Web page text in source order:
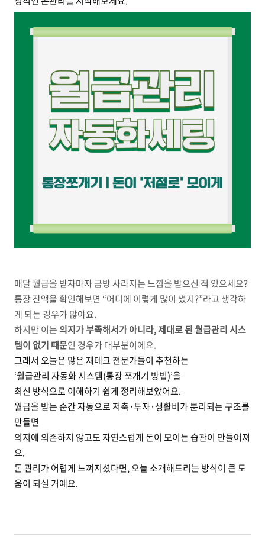
매달 월급을 받자마자 금방 사라지는 느낌을 받으신 적 있으세요?
통장 잔액을 확인해보면 “어디에 이렇게 많이 썼지?”라고 생각하
게 되는 경우가 많아요.
하지만 이는 의지가 부족해서가 아니라, 제대로 된 월급관리 시스
템이 없기 때문인 경우가 대부분이에요.
그래서 오늘은 많은 재테크 전문가들이 추천하는
‘월급관리 자동화 시스템(통장 쪼개기 방법)’을
최신 방식으로 이해하기 쉽게 정리해보았어요.
월급을 받는 순간 자동으로 저축·투자·생활비가 분리되는 구조를
만들면
의지에 의존하지 않고도 자연스럽게 돈이 모이는 습관이 만들어져
요.
돈 관리가 어렵게 느껴지셨다면, 오늘 소개해드리는 방식이 큰 도
움이 되실 거예요.